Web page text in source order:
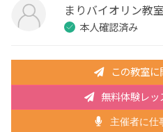
まりバイオリン教室
本人確認済み
この教室
無料体験レッ
主催者に仕